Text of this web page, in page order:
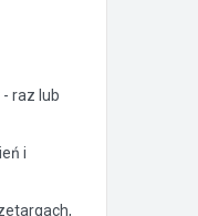
raz lub
i